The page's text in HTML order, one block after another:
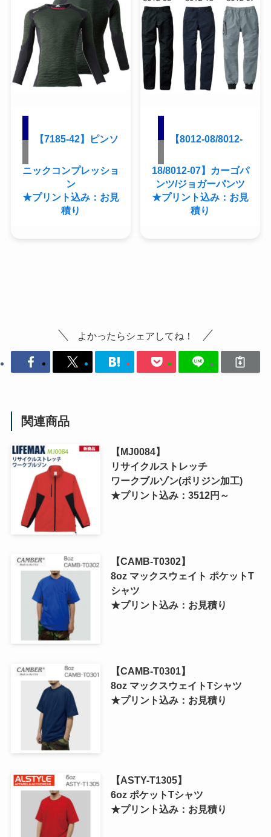
【7185-42】ピンソ
ニックコンプレッショ
ン
★プリント込み：お見
積り
【8012-08/8012-
18/8012-07】カーゴパ
ンツ/ジョガーパンツ
★プリント込み：お見
積り
よかったらシェアしてね！
関連商品
【MJ0084】
リサイクルストレッチ
ワークブルゾン(ポリジン加工)
★プリント込み：3512円～
【CAMB-T0302】
8oz マックスウェイト ポケットT
シャツ
★プリント込み：お見積り
【CAMB-T0301】
8oz マックスウェイトTシャツ
★プリント込み：お見積り
【ASTY-T1305】
6oz ポケットTシャツ
★プリント込み：お見積り